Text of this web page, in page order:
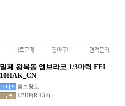
바로구매 장바구니 견적문의
밀폐 왕복동 엠브라코 1/3마력 FFI
10HAK_CN
엠브랑코
1/3HP(R-134)